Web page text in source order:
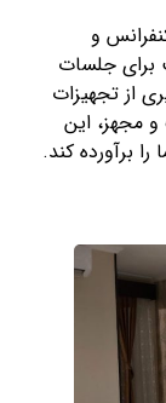
و
برای جلسات
از تجهیزات
مجهز، این
برآورده کند.